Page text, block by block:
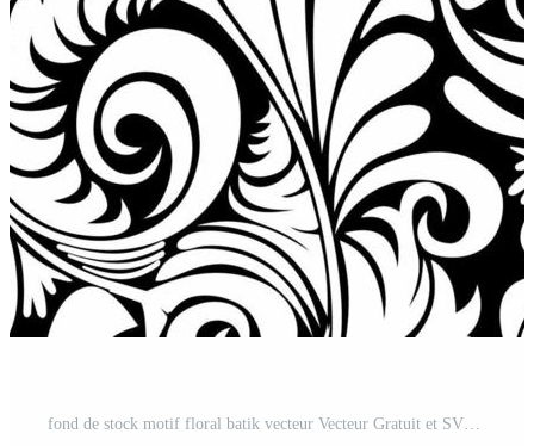
fond de stock motif floral batik vecteur Vecteur Gratuit et SVG Gratuit